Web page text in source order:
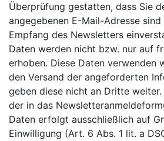
Überprüfung gestatten, dass Sie
angegebenen E-Mail-Adresse
Empfang des Newsletters
Daten werden nicht bzw. nur auf
erhoben. Diese Daten verwenden
den Versand der angeforderten
geben diese nicht an Dritte
der in das
Daten erfolgt ausschließlich auf
Einwilligung (Art. 6 Abs. 1 lit. a